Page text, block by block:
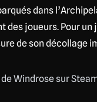
dans
des joueurs. Pour
de son décollage